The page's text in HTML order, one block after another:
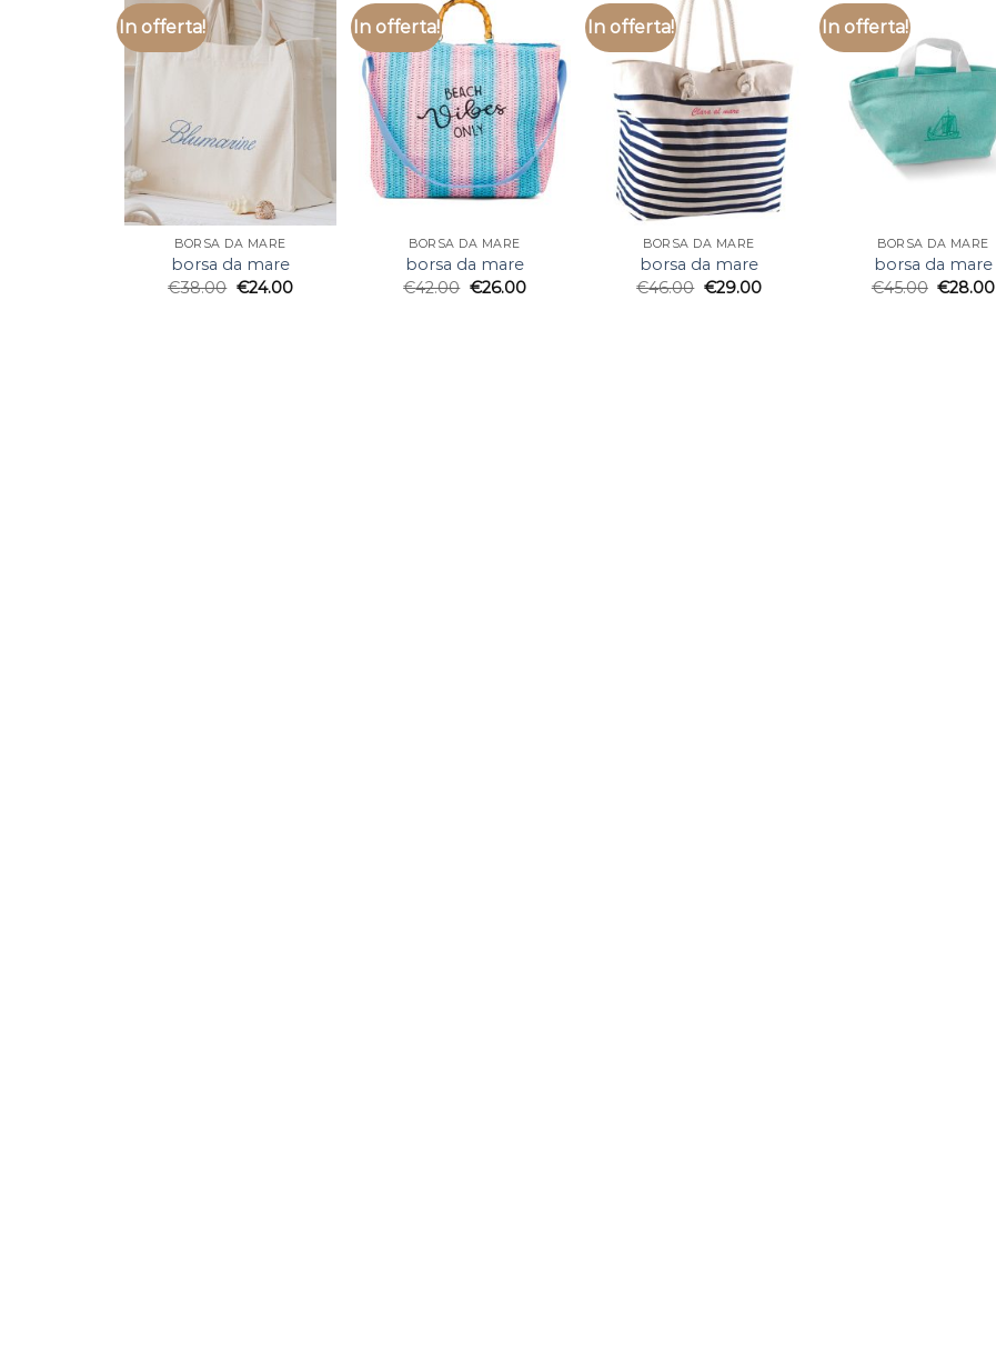
In offerta!
BORSA DA MARE
borsa da mare
€38.00 €24.00
In offerta!
BORSA DA MARE
borsa da mare
€42.00 €26.00
In offerta!
BORSA DA MARE
borsa da mare
€46.00 €29.00
In offerta!
BORSA DA MARE
borsa da mare
€45.00 €28.00